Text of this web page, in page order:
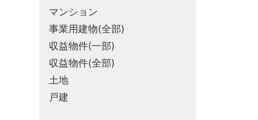
マンション
事業用建物(全部)
収益物件(一部)
収益物件(全部)
土地
戸建